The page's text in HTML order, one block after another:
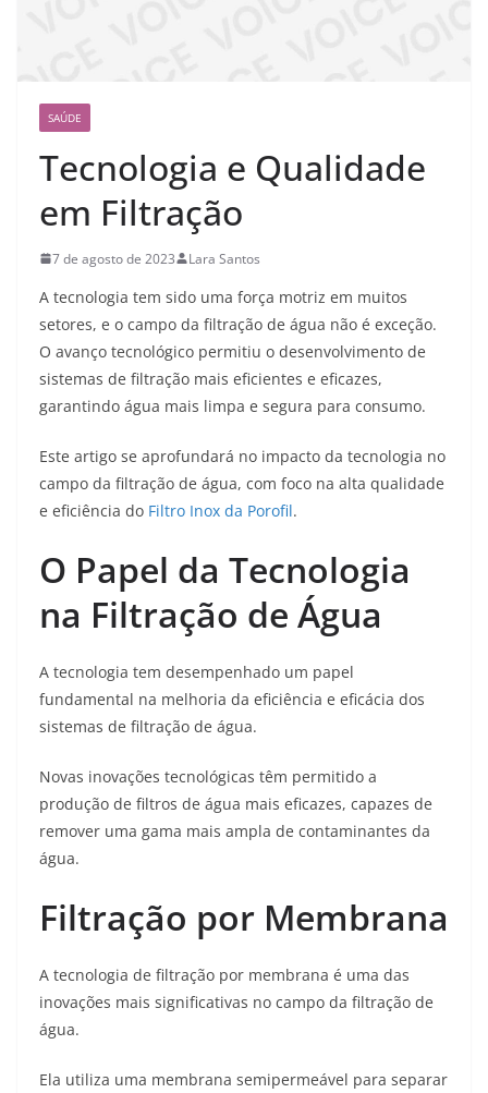
SAÚDE
Tecnologia e Qualidade
em Filtração
7 de agosto de 2023 Lara Santos
A tecnologia tem sido uma força motriz em muitos
setores, e o campo da filtração de água não é exceção.
O avanço tecnológico permitiu o desenvolvimento de
sistemas de filtração mais eficientes e eficazes,
garantindo água mais limpa e segura para consumo.
Este artigo se aprofundará no impacto da tecnologia no
campo da filtração de água, com foco na alta qualidade
e eficiência do Filtro Inox da Porofil.
O Papel da Tecnologia
na Filtração de Água
A tecnologia tem desempenhado um papel
fundamental na melhoria da eficiência e eficácia dos
sistemas de filtração de água.
Novas inovações tecnológicas têm permitido a
produção de filtros de água mais eficazes, capazes de
remover uma gama mais ampla de contaminantes da
água.
Filtração por Membrana
A tecnologia de filtração por membrana é uma das
inovações mais significativas no campo da filtração de
água.
Ela utiliza uma membrana semipermeável para separar